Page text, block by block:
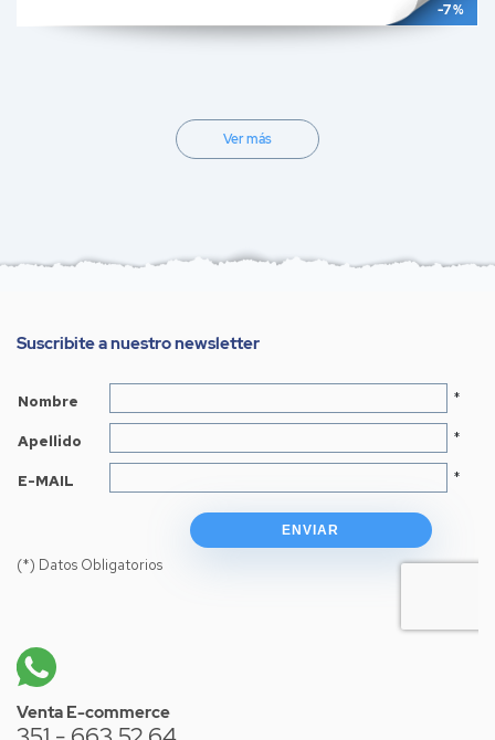
-7 %
Ver más
Suscribite a nuestro newsletter
Venta E-commerce